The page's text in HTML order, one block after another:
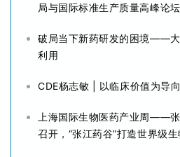
局与国际标准生产质量高峰论
破局当下新药研发的困境——
利用
CDE杨志敏 | 以临床价值为导
上海国际生物医药产业周——
召开，“张江药谷”打造世界级